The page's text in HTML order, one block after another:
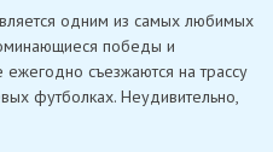
одним из самых любимых
победы и
съезжаются на трассу
футболках. Неудивительно,